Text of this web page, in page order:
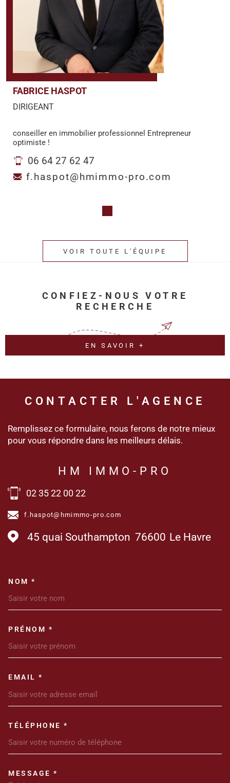
FABRICE HASPOT
DIRIGEANT
conseiller en immobilier professionnel Entrepreneur
optimiste !
06 64 27 62 47
f.haspot@hmimmo-pro.com
VOIR TOUTE L'ÉQUIPE
CONFIEZ-NOUS VOTRE
RECHERCHE
EN SAVOIR +
CONTACTER L'AGENCE
Remplissez ce formulaire, nous ferons de notre mieux
pour vous répondre dans les meilleurs délais.
HM IMMO-PRO
02 35 22 00 22
f.haspot@hmimmo-pro.com
45 quai Southampton 76600 Le Havre
NOM *
PRÉNOM *
EMAIL *
TÉLÉPHONE *
TRAD_MELTEM_VOREDEMANDE
MESSAGE *